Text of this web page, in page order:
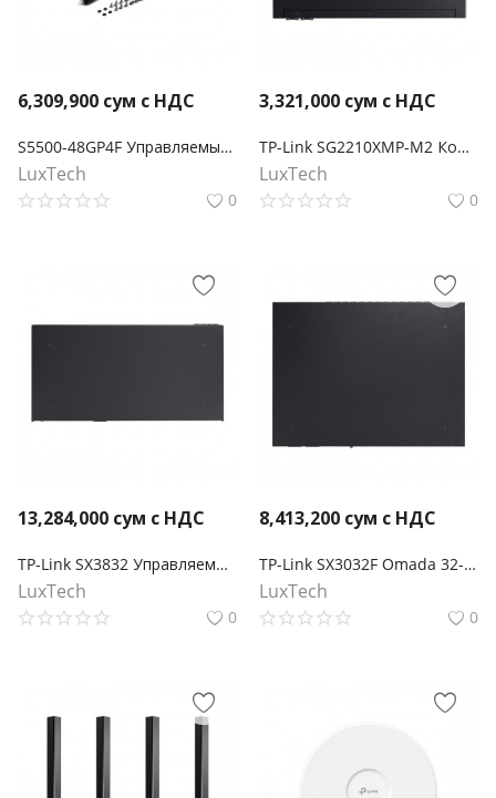
6,309,900 сум с НДС
S5500-48GP4F Управляемый коммутатор Omada Pro 48 портов PoE+ Gigabit L2+ с 4 слотами SFP
LuxTech
0
3,321,000 сум с НДС
TP-Link SG2210XMP-M2 Коммутатор Smart с 8 портами 2.5GBASE-T PoE+ и 2 портами 10GE SFP+ Omada
LuxTech
0
13,284,000 сум с НДС
TP-Link SX3832 Управляемый коммутатор Omada 24-портовый 10GBASE-T L2+ с 8 слотами 10GE SFP+
LuxTech
0
8,413,200 сум с НДС
TP-Link SX3032F Omada 32-портовый 10-гигабитный управляемый SFP+ коммутатор L2+
LuxTech
0